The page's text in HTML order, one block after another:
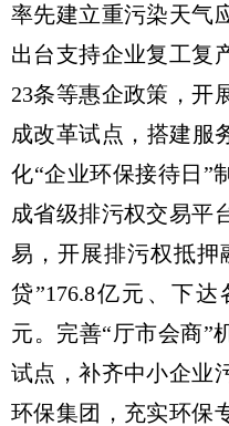
率先建立重污染天气
出台支持企业复工复
23条等惠企政策，开
成改革试点，搭建服
化“企业环保接待日”
成省级排污权交易平
易，开展排污权抵押
贷”176.8亿元、下
元。完善“厅市会商”
试点，补齐中小企业
环保集团，充实环保